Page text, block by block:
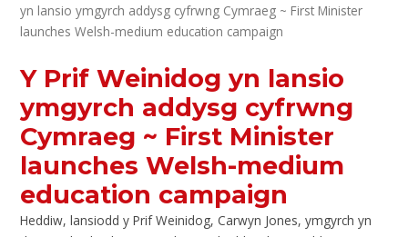
yn lansio ymgyrch addysg cyfrwng Cymraeg ~ First Minister
launches Welsh-medium education campaign
Y Prif Weinidog yn lansio
ymgyrch addysg cyfrwng
Cymraeg ~ First Minister
launches Welsh-medium
education campaign
Heddiw, lansiodd y Prif Weinidog, Carwyn Jones, ymgyrch yn